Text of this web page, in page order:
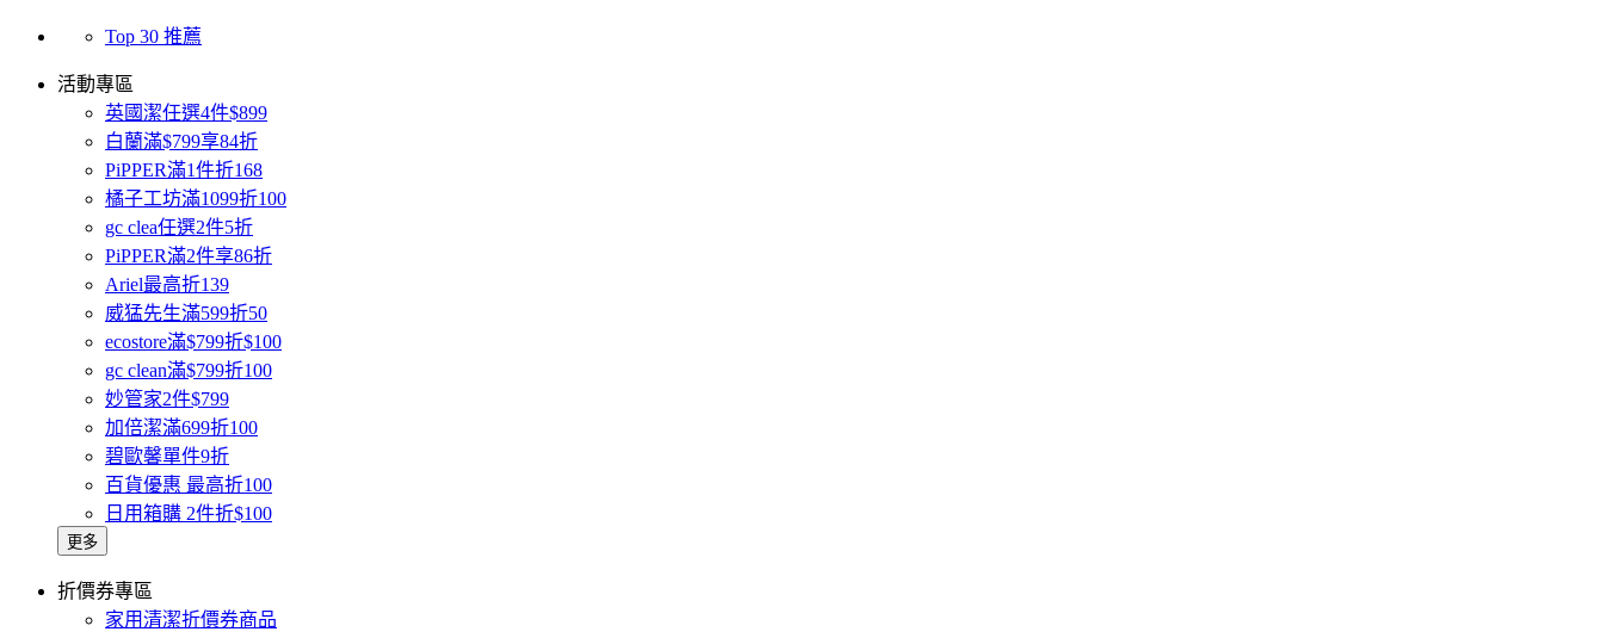
Top 30 推薦
活動專區
英國潔任選4件$899
白蘭滿$799享84折
PiPPER滿1件折168
橘子工坊滿1099折100
gc clea任選2件5折
PiPPER滿2件享86折
Ariel最高折139
威猛先生滿599折50
ecostore滿$799折$100
gc clean滿$799折100
妙管家2件$799
加倍潔滿699折100
碧歐馨單件9折
百貨優惠 最高折100
日用箱購 2件折$100
更多
折價券專區
家用清潔折價券商品